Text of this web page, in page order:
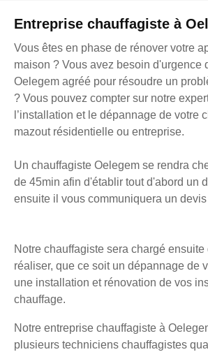
Entreprise chauffagiste à
Vous êtes en phase de rénover votre
maison ? Vous avez besoin d'urgence
Oelegem agréé pour résoudre un
? Vous pouvez compter sur notre
l’installation et le dépannage de votre
mazout résidentielle ou entreprise.
Un chauffagiste Oelegem se rendra
de 45min afin d'établir tout d'abord un
ensuite il vous communiquera un devis
Notre chauffagiste sera chargé ensuite
réaliser, que ce soit un dépannage de
une installation et rénovation de vos
chauffage.
Notre entreprise chauffagiste à
plusieurs techniciens chauffagistes